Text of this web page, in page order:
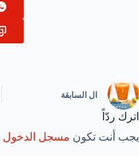
ال السابقة
اترك ردّاً
يجب أنت تكون مسجل الدخول